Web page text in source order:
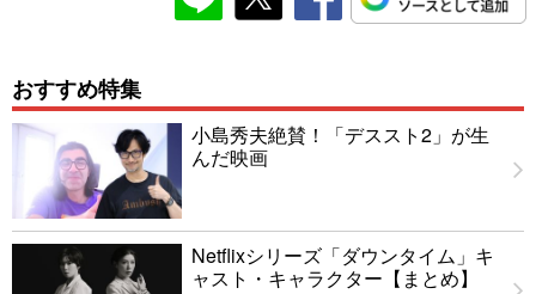
おすすめ特集
小島秀夫絶賛！「デススト2」が生
んだ映画
Netflixシリーズ「ダウンタイム」キ
ャスト・キャラクター【まとめ】